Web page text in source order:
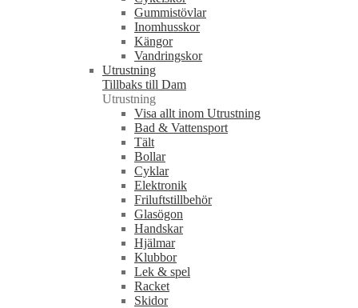
Gummistövlar
Inomhusskor
Kängor
Vandringskor
Utrustning
Tillbaks till Dam
Utrustning
Visa allt inom Utrustning
Bad & Vattensport
Tält
Bollar
Cyklar
Elektronik
Friluftstillbehör
Glasögon
Handskar
Hjälmar
Klubbor
Lek & spel
Racket
Skidor